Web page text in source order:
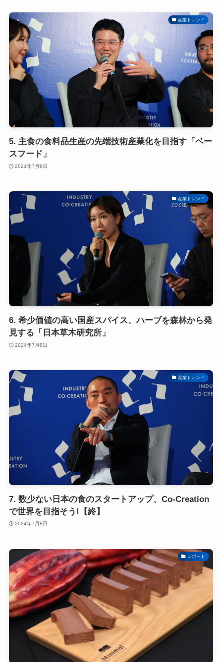
産業トレンド
5. 主食の食料品生産の先端技術産業化を目指す「ベー
スフード」
2024年7月8日
産業トレンド
6. 希少価値の高い国産スパイス、ハーブを森林から発
見する「日本草木研究所」
2024年7月8日
産業トレンド
7. 数少ない日本の食のスタートアップ、Co-Creation
で世界を目指そう!【終】
2024年7月8日
レポート